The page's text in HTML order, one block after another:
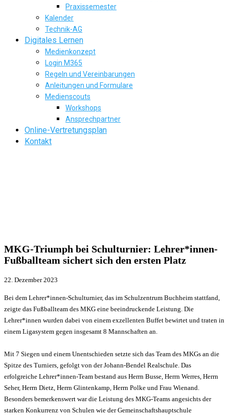
Praxissemester
Kalender
Technik-AG
Digitales Lernen
Medienkonzept
Login M365
Regeln und Vereinbarungen
Anleitungen und Formulare
Medienscouts
Workshops
Ansprechpartner
Online-Vertretungsplan
Kontakt
MKG-Triumph bei Schulturnier: Lehrer*innen-
Fußballteam sichert sich den ersten Platz
22. Dezember 2023
Bei dem Lehrer*innen-Schulturnier, das im Schulzentrum Buchheim stattfand,
zeigte das Fußballteam des MKG eine beeindruckende Leistung. Die
Lehrer*innen wurden dabei von einem exzellenten Buffet bewirtet und traten in
einem Ligasystem gegen insgesamt 8 Mannschaften an.
Mit 7 Siegen und einem Unentschieden setzte sich das Team des MKGs an die
Spitze des Turniers, gefolgt von der Johann-Bendel Realschule. Das
erfolgreiche Lehrer*innen-Team bestand aus Herrn Busse, Herrn Werres, Herrn
Seher, Herrn Dietz, Herrn Glintenkamp, Herrn Polke und Frau Wienand.
Besonders bemerkenswert war die Leistung des MKG-Teams angesichts der
starken Konkurrenz von Schulen wie der Gemeinschaftshauptschule